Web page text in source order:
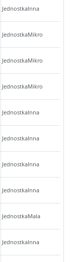
JednostkaInna
JednostkaMikro
JednostkaMikro
JednostkaMikro
JednostkaInna
JednostkaInna
JednostkaInna
JednostkaInna
JednostkaMala
JednostkaInna